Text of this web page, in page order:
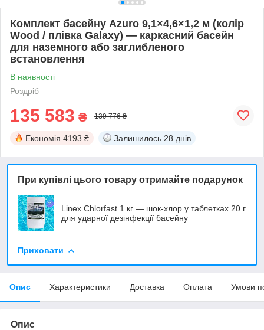
Комплект басейну Azuro 9,1×4,6×1,2 м (колір
Wood / плівка Galaxy) — каркасний басейн
для наземного або заглибленого
встановлення
В наявності
Роздріб
135 583 ₴ 139 776 ₴
Економія 4193 ₴ Залишилось 28 днів
При купівлі цього товару отримайте подарунок
Linex Chlorfast 1 кг — шок-хлор у таблетках 20 г
для ударної дезінфекції басейну
Приховати
Опис Характеристики Доставка Оплата Умови
Опис